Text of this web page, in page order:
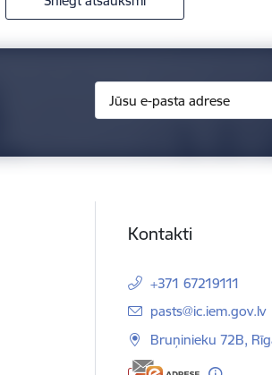
Kontakti
+371 67219111
E-pasts:
pasts@ic.iem.gov.lv
Bruņinieku 72B,